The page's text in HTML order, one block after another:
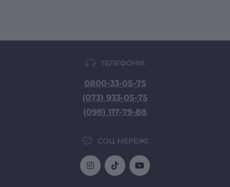
ТЕЛЕФОНИ:
0800-33-05-75
(073) 933-05-75
(098) 117-79-88
СОЦ МЕРЕЖІ: